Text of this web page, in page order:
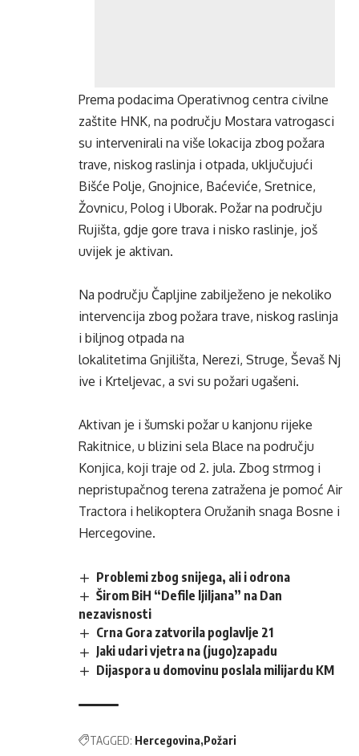
Prema podacima Operativnog centra civilne
zaštite HNK, na području Mostara vatrogasci
su intervenirali na više lokacija zbog požara
trave, niskog raslinja i otpada, uključujući
Bišće Polje, Gnojnice, Baćeviće, Sretnice,
Žovnicu, Polog i Uborak. Požar na području
Rujišta, gdje gore trava i nisko raslinje, još
uvijek je aktivan.
Na području Čapljine zabilježeno je nekoliko
intervencija zbog požara trave, niskog raslinja
i biljnog otpada na
lokalitetima Gnjilišta, Nerezi, Struge, Ševaš Nj
ive i Krteljevac, a svi su požari ugašeni.
Aktivan je i šumski požar u kanjonu rijeke
Rakitnice, u blizini sela Blace na području
Konjica, koji traje od 2. jula. Zbog strmog i
nepristupačnog terena zatražena je pomoć Air
Tractora i helikoptera Oružanih snaga Bosne i
Hercegovine.
Problemi zbog snijega, ali i odrona
Širom BiH “Defile ljiljana” na Dan
nezavisnosti
Crna Gora zatvorila poglavlje 21
Jaki udari vjetra na (jugo)zapadu
Dijaspora u domovinu poslala milijardu KM
TAGGED: Hercegovina Požari